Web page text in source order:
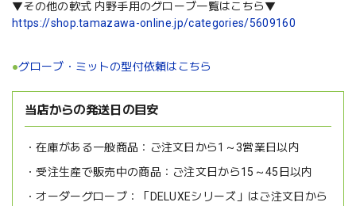
▼その他の軟式 内野手用のグローブ一覧はこちら▼
https://shop.tamazawa-online.jp/categories/5609160
●グローブ・ミットの型付依頼はこちら
当店からの発送日の目安
在庫がある一般商品： ご注文日から1～3営業日以内
受注生産で販売中の商品： ご注文日から15～45日以内
オーダーグローブ：
「DELUXEシリーズ」はご注文日から